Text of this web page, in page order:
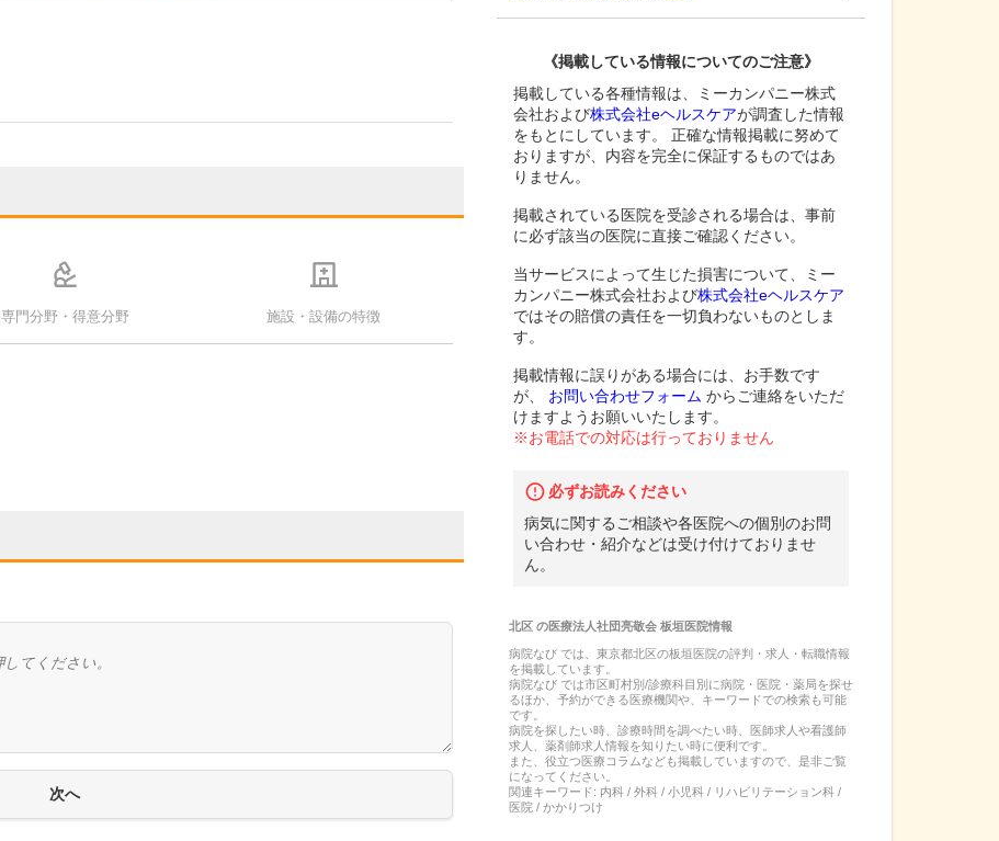
専門分野・得意分野 施設・設備の特徴
《掲載している情報についてのご注意》
掲載している各種情報は、ミーカンパニー株式
会社および株式会社eヘルスケアが調査した情報
をもとにしています。 正確な情報掲載に努めて
おりますが、内容を完全に保証するものではあ
りません。
掲載されている医院を受診される場合は、事前
に必ず該当の医院に直接ご確認ください。
当サービスによって生じた損害について、ミー
カンパニー株式会社および株式会社eヘルスケア
ではその賠償の責任を一切負わないものとしま
す。
掲載情報に誤りがある場合には、お手数です
が、
お問い合わせフォーム からご連絡をいただ
けますようお願いいたします。
※お電話での対応は行っておりません
必ずお読みください
病気に関するご相談や各医院への個別のお問
い合わせ・紹介などは受け付けておりませ
ん。
北区の医療法人社団亮敬会 板垣医院情報
病院なび では、 東京都北区の板垣医院の評判・求人・転職情報
を掲載しています。
病院なび では市区町村別/診療科目別に病院・医院・薬局を探せ
るほか、予約ができる医療機関や、キーワードでの検索も可能
です。
病院を探したい時、診療時間を調べたい時、医師求人や看護師
求人、薬剤師求人情報を知りたい時に便利です。
また、役立つ医療コラムなども掲載していますので、是非ご覧
になってください。
関連キーワード: 内科 / 外科 / 小児科 / リハビリテーション科 /
医院 / かかりつけ